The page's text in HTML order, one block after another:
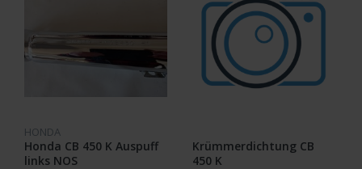
HONDA
Honda CB 450 K Auspuff
links NOS
Krümmerdichtung CB
450 K